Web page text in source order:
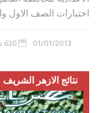
اختبارات الصف الاول
01/01/2013 630 تعليق
نتائج الازهر الشريف